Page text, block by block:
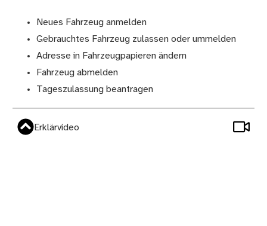
Neues Fahrzeug anmelden
Gebrauchtes Fahrzeug zulassen oder ummelden
Adresse in Fahrzeugpapieren ändern
Fahrzeug abmelden
Tageszulassung beantragen
Erklärvideo